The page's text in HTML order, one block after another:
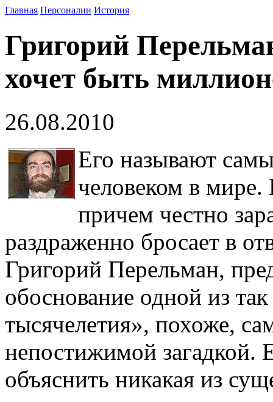
Главная Персоналии История
Григорий
хочет быть
26.08.2010
Его называют
человеком в
причем честно
раздраженно бросает в
Григорий Перельман,
обоснование одной из
тысячелетия», похоже,
непостижимой загадкой.
объяснить никакая из